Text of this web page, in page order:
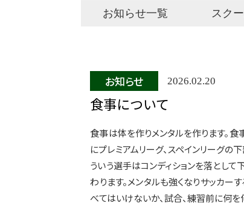
お知らせ一覧 スク
お知らせ 2026.02.20
食事について
食事は体を作りメンタルを作ります。食
にプレミアムリーグ、スペインリーグ
ういう選手はコンディションを落とし
わります。メンタルも強くなりサッカー
べてはいけないか、試合、練習前に何